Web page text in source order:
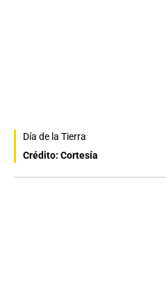
Día de la Tierra
Crédito: Cortesía